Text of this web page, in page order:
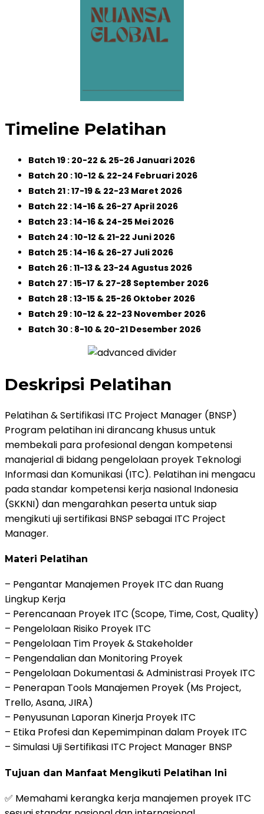
Timeline Pelatihan
Batch 19 : 20-22 & 25-26 Januari 2026
Batch 20 : 10-12 & 22-24 Februari 2026
Batch 21 : 17-19 & 22-23 Maret 2026
Batch 22 : 14-16 & 26-27 April 2026
Batch 23 : 14-16 & 24-25 Mei 2026
Batch 24 : 10-12 & 21-22 Juni 2026
Batch 25 : 14-16 & 26-27 Juli 2026
Batch 26 : 11-13 & 23-24 Agustus 2026
Batch 27 : 15-17 & 27-28 September 2026
Batch 28 : 13-15 & 25-26 Oktober 2026
Batch 29 : 10-12 & 22-23 November 2026
Batch 30 : 8-10 & 20-21 Desember 2026
Deskripsi Pelatihan
Pelatihan & Sertifikasi ITC Project Manager (BNSP)
Program pelatihan ini dirancang khusus untuk
membekali para profesional dengan kompetensi
manajerial di bidang pengelolaan proyek Teknologi
Informasi dan Komunikasi (ITC). Pelatihan ini mengacu
pada standar kompetensi kerja nasional Indonesia
(SKKNI) dan mengarahkan peserta untuk siap
mengikuti uji sertifikasi BNSP sebagai ITC Project
Manager.
Materi Pelatihan
– Pengantar Manajemen Proyek ITC dan Ruang
Lingkup Kerja
– Perencanaan Proyek ITC (Scope, Time, Cost, Quality)
– Pengelolaan Risiko Proyek ITC
– Pengelolaan Tim Proyek & Stakeholder
– Pengendalian dan Monitoring Proyek
– Pengelolaan Dokumentasi & Administrasi Proyek ITC
– Penerapan Tools Manajemen Proyek (Ms Project,
Trello, Asana, JIRA)
– Penyusunan Laporan Kinerja Proyek ITC
– Etika Profesi dan Kepemimpinan dalam Proyek ITC
– Simulasi Uji Sertifikasi ITC Project Manager BNSP
Tujuan dan Manfaat Mengikuti Pelatihan Ini
✅ Memahami kerangka kerja manajemen proyek ITC